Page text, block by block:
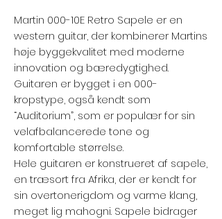
Martin 000-10E Retro Sapele er en
western guitar, der kombinerer Martins
høje byggekvalitet med moderne
innovation og bæredygtighed.
Guitaren er bygget i en 000-
kropstype, også kendt som
“Auditorium”, som er populær for sin
velafbalancerede tone og
komfortable størrelse.
Hele guitaren er konstrueret af sapele,
en træsort fra Afrika, der er kendt for
sin overtonerigdom og varme klang,
meget lig mahogni. Sapele bidrager